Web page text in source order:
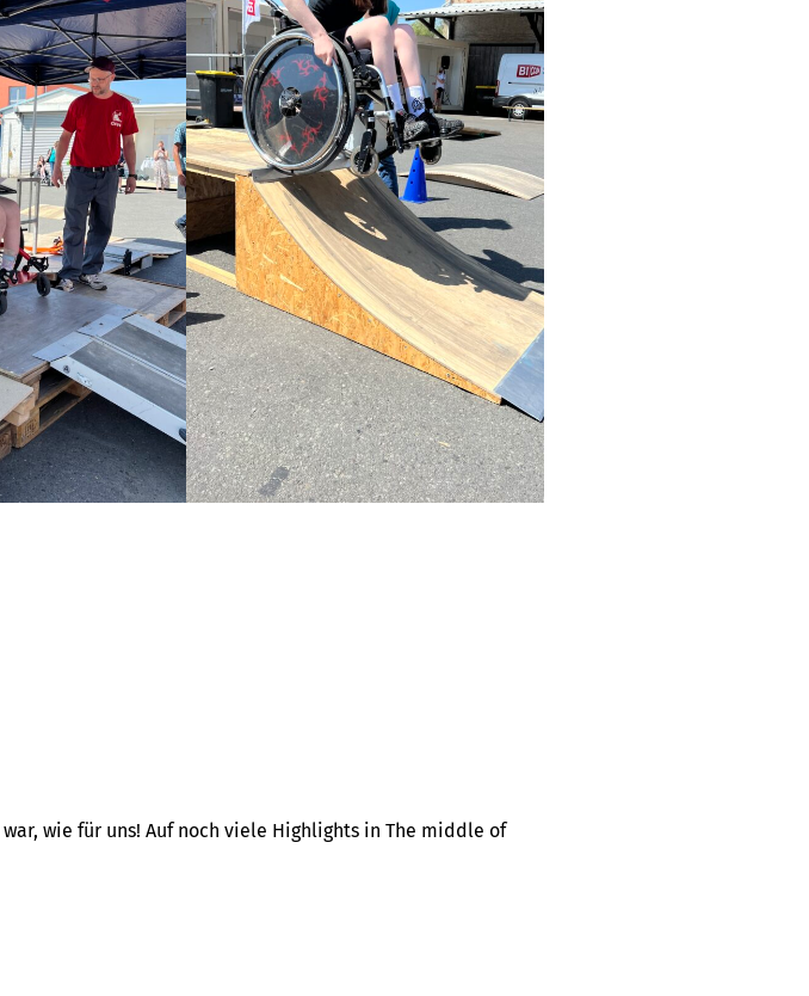
wie für uns! Auf noch viele Highlights in The middle of